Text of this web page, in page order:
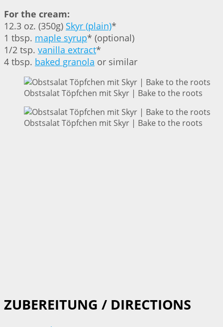
For the cream:
12.3 oz. (350g) Skyr (plain)*
1 tbsp. maple syrup* (optional)
1/2 tsp. vanilla extract*
4 tbsp. baked granola or similar
Obstsalat Töpfchen mit Skyr | Bake to the roots
Obstsalat Töpfchen mit Skyr | Bake to the roots
ZUBEREITUNG / DIRECTIONS